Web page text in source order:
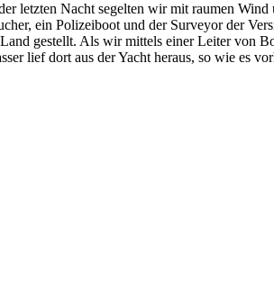
letzten Nacht segelten wir mit raumen
ein Polizeiboot und der Surveyor der
gestellt. Als wir mittels einer Leiter von
lief dort aus der Yacht heraus, so wie es